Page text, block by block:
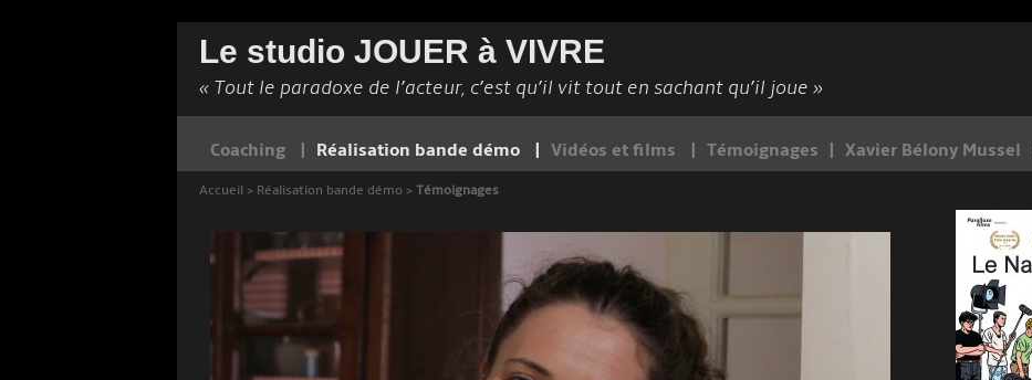
Le studio JOUER à VIVRE
« Tout le paradoxe de l’acteur, c’est qu’il vit tout en sachant qu’il joue »
Coaching Réalisation bande démo Vidéos et films Témoignages Xavier Bélony Mussel
Accueil > Réalisation bande démo > Témoignages